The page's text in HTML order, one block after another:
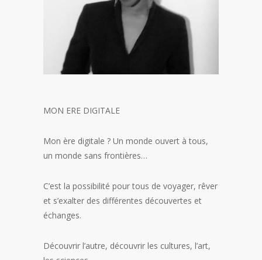
MON ERE DIGITALE
Mon ère digitale ? Un monde ouvert à tous,
un monde sans frontières…
C’est la possibilité pour tous de voyager, rêver
et s’exalter des différentes découvertes et
échanges.
Découvrir l’autre, découvrir les cultures, l’art,